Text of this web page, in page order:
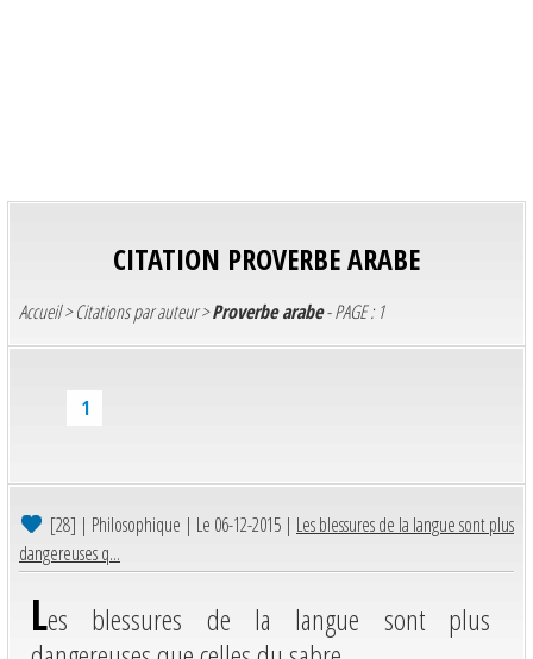
CITATION PROVERBE ARABE
Accueil>Citations par auteur>Proverbe arabe- PAGE : 1
1
[28] | Philosophique | Le 06-12-2015 | Les blessures de la langue sont plus
dangereuses q...
Les blessures de la langue sont plus